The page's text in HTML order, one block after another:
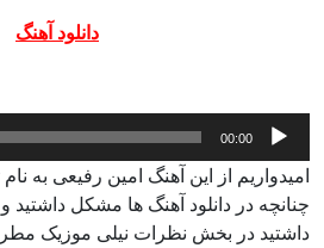
دانلود آهنگ
پخش‌کننده
صوت
00:00
امیدواریم از این آهنگ امین رفیعی به
چنانچه در دانلود آهنگ ها مشکل داشتید و
داشتید در بخش نظرات نیلی موزیک